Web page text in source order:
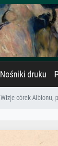
Nośniki druku
Wizje córek Albionu,